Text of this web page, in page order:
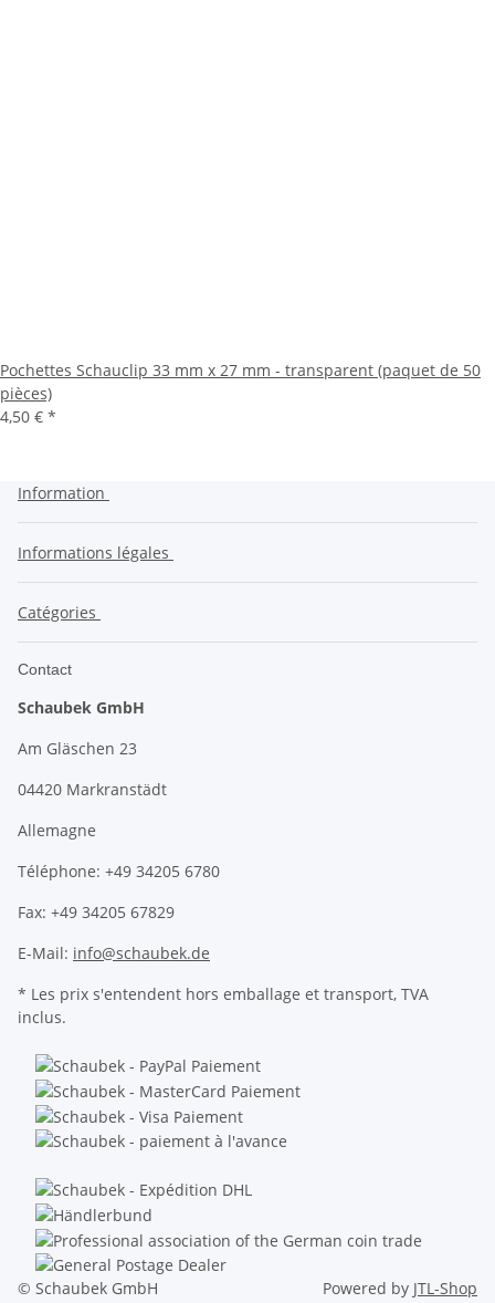
Pochettes Schauclip 33 mm x 27 mm - transparent (paquet de 50
pièces)
4,50 € *
Information
Informations légales
Catégories
Contact
Schaubek GmbH
Am Gläschen 23
04420 Markranstädt
Allemagne
Téléphone: +49 34205 6780
Fax: +49 34205 67829
E-Mail: info@schaubek.de
* Les prix s'entendent hors emballage et transport, TVA
inclus.
© Schaubek GmbH Powered by JTL-Shop